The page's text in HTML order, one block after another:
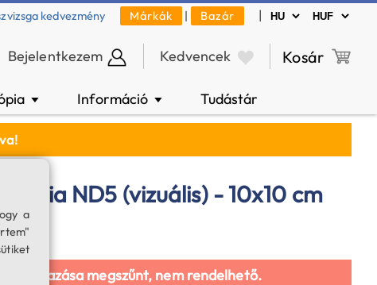
kedvezmény Márkák | Bazár |
Bejelentkezem Kedvencek Kosár
▼ Információ ▼ Tudástár
fólia ND5 (vizuális) - 10x10 cm
megszűnt, nem rendelhető.
a